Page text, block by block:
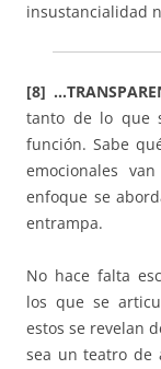
insustancialidad
[8]
tanto de lo que
función. Sabe
emocionales
enfoque se
entrampa.
No hace falta
los que se
estos se revelan
sea un teatro de